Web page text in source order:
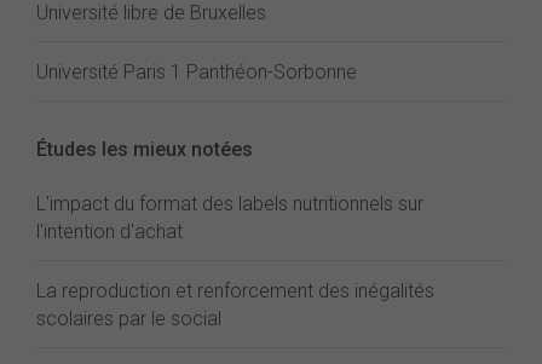
Université libre de Bruxelles
Université Paris 1 Panthéon-Sorbonne
Études les mieux notées
L'impact du format des labels nutritionnels sur
l'intention d'achat
La reproduction et renforcement des inégalités
scolaires par le social